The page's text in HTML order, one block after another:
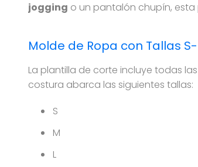
jogging o un pantalón chupín,
Molde de Ropa con Tallas
La plantilla de corte incluye todas
costura abarca las siguientes tallas:
S
M
L